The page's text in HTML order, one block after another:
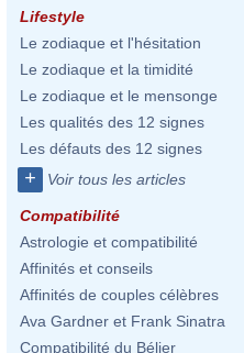
Lifestyle
Le zodiaque et l'hésitation
Le zodiaque et la timidité
Le zodiaque et le mensonge
Les qualités des 12 signes
Les défauts des 12 signes
+ Voir tous les articles
Compatibilité
Astrologie et compatibilité
Affinités et conseils
Affinités de couples célèbres
Ava Gardner et Frank Sinatra
Compatibilité du Bélier